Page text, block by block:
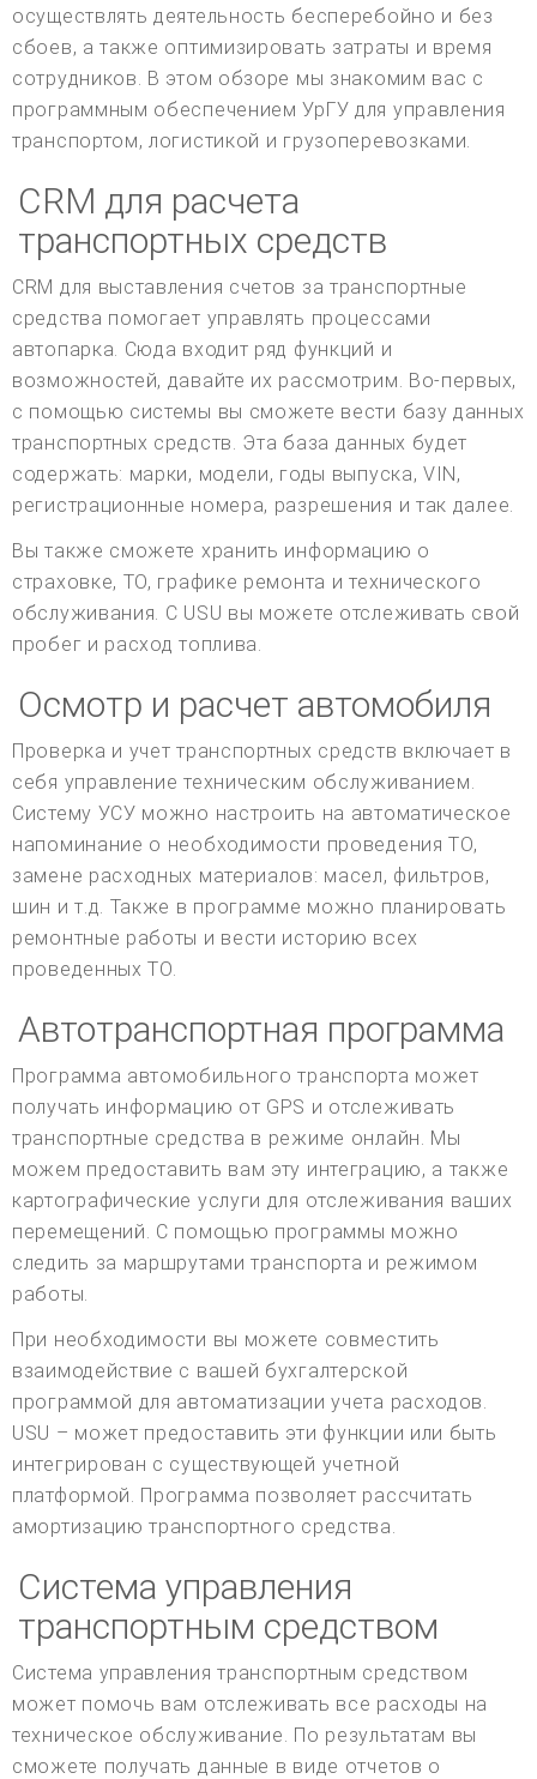
осуществлять деятельность бесперебойно и без
сбоев, а также оптимизировать затраты и время
сотрудников. В этом обзоре мы знакомим вас с
программным обеспечением УрГУ для управления
транспортом, логистикой и грузоперевозками.
CRM для расчета
транспортных средств
CRM для выставления счетов за транспортные
средства помогает управлять процессами
автопарка. Сюда входит ряд функций и
возможностей, давайте их рассмотрим. Во-первых,
с помощью системы вы сможете вести базу данных
транспортных средств. Эта база данных будет
содержать: марки, модели, годы выпуска, VIN,
регистрационные номера, разрешения и так далее.
Вы также сможете хранить информацию о
страховке, ТО, графике ремонта и технического
обслуживания. С USU вы можете отслеживать свой
пробег и расход топлива.
Осмотр и расчет автомобиля
Проверка и учет транспортных средств включает в
себя управление техническим обслуживанием.
Систему УСУ можно настроить на автоматическое
напоминание о необходимости проведения ТО,
замене расходных материалов: масел, фильтров,
шин и т.д. Также в программе можно планировать
ремонтные работы и вести историю всех
проведенных ТО.
Автотранспортная программа
Программа автомобильного транспорта может
получать информацию от GPS и отслеживать
транспортные средства в режиме онлайн. Мы
можем предоставить вам эту интеграцию, а также
картографические услуги для отслеживания ваших
перемещений. С помощью программы можно
следить за маршрутами транспорта и режимом
работы.
При необходимости вы можете совместить
взаимодействие с вашей бухгалтерской
программой для автоматизации учета расходов.
USU – может предоставить эти функции или быть
интегрирован с существующей учетной
платформой. Программа позволяет рассчитать
амортизацию транспортного средства.
Система управления
транспортным средством
Система управления транспортным средством
может помочь вам отслеживать все расходы на
техническое обслуживание. По результатам вы
сможете получать данные в виде отчетов о